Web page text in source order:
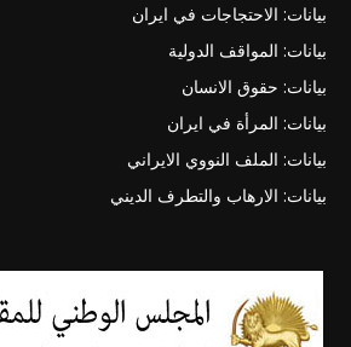
بيانات: الاحتجاجات في ايران
بيانات: المواقف الدولية
بيانات: حقوق الانسان
بيانات: المرأة في ايران
بيانات: الملف النووي الايراني
بيانات: الارهاب والتطرف الديني